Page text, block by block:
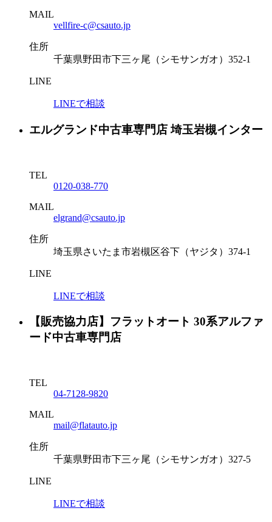
MAIL
vellfire-c@csauto.jp
住所
千葉県野田市下三ヶ尾（シモサンガオ）352-1
LINE
LINEで相談
エルグランド中古車専門店 埼玉岩槻インター
TEL
0120-038-770
MAIL
elgrand@csauto.jp
住所
埼玉県さいたま市岩槻区谷下（ヤジタ）374-1
LINE
LINEで相談
【販売協力店】フラットオート 30系アルファ
ード中古車専門店
TEL
04-7128-9820
MAIL
mail@flatauto.jp
住所
千葉県野田市下三ヶ尾（シモサンガオ）327-5
LINE
LINEで相談